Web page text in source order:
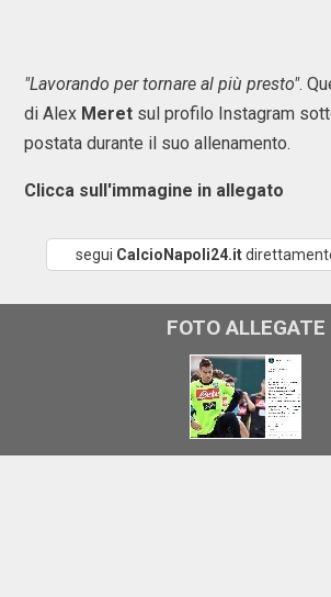
"Lavorando per tornare al più presto".
di Alex Meret sul profilo Instagram
postata durante il suo allenamento.
Clicca sull'immagine in allegato
segui CalcioNapoli24.it
FOTO ALLEGATE